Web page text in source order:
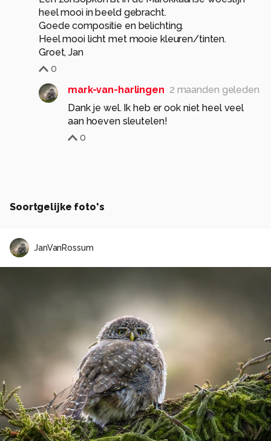
heel mooi in beeld gebracht.
Goede compositie en belichting.
Heel mooi licht met mooie kleuren/tinten.
Groet, Jan
0
mark-van-harlingen 2 maanden geleden
Dank je wel. Ik heb er ook niet heel veel
aan hoeven sleutelen!
0
Soortgelijke foto's
JanVanRossum